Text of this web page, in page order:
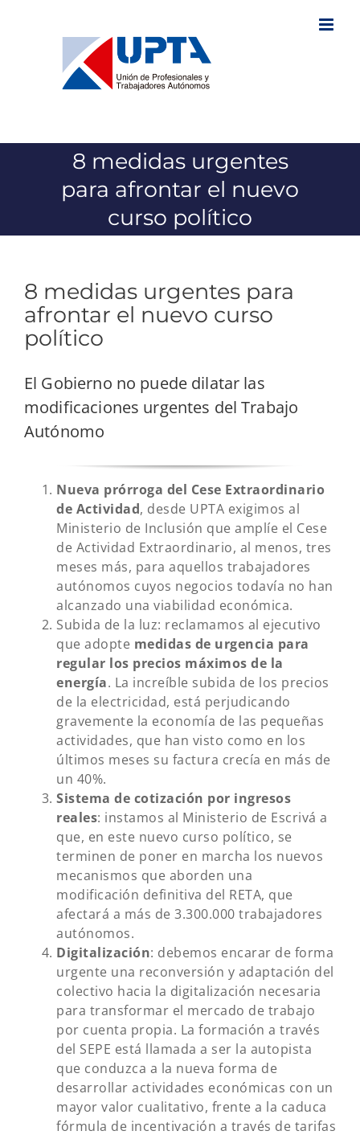
8 medidas urgentes
para afrontar el nuevo
curso político
8 medidas urgentes para
afrontar el nuevo curso
político
El Gobierno no puede dilatar las
modificaciones urgentes del Trabajo
Autónomo
Nueva prórroga del Cese Extraordinario
de Actividad, desde UPTA exigimos al
Ministerio de Inclusión que amplíe el Cese
de Actividad Extraordinario, al menos, tres
meses más, para aquellos trabajadores
autónomos cuyos negocios todavía no han
alcanzado una viabilidad económica.
Subida de la luz: reclamamos al ejecutivo
que adopte medidas de urgencia para
regular los precios máximos de la
energía. La increíble subida de los precios
de la electricidad, está perjudicando
gravemente la economía de las pequeñas
actividades, que han visto como en los
últimos meses su factura crecía en más de
un 40%.
Sistema de cotización por ingresos
reales: instamos al Ministerio de Escrivá a
que, en este nuevo curso político, se
terminen de poner en marcha los nuevos
mecanismos que aborden una
modificación definitiva del RETA, que
afectará a más de 3.300.000 trabajadores
autónomos.
Digitalización: debemos encarar de forma
urgente una reconversión y adaptación del
colectivo hacia la digitalización necesaria
para transformar el mercado de trabajo
por cuenta propia. La formación a través
del SEPE está llamada a ser la autopista
que conduzca a la nueva forma de
desarrollar actividades económicas con un
mayor valor cualitativo, frente a la caduca
fórmula de incentivación a través de tarifas